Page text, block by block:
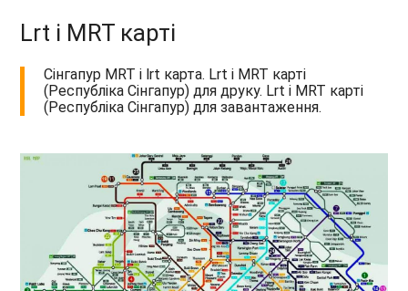
Lrt і MRT карті
Сінгапур MRT і lrt карта. Lrt і MRT карті
(Республіка Сінгапур) для друку. Lrt і MRT карті
(Республіка Сінгапур) для завантаження.